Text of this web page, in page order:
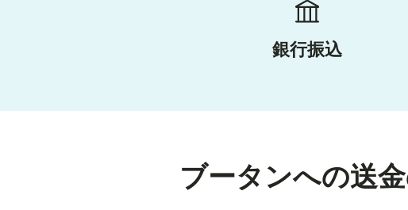
銀行振込
ブータンへの送